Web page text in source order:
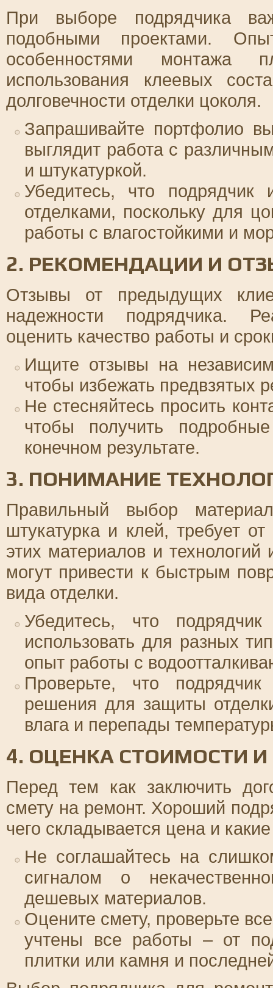
При выборе подрядчика
подобными проектами.
особенностями монтажа
использования клеевых
долговечности отделки цоколя.
Запрашивайте портфолио
выглядит работа с
и штукатуркой.
Убедитесь, что
отделками, поскольку для
работы с влагостойкими и
2. РЕКОМЕНДАЦИИ И
Отзывы от предыдущих
надежности подрядчика.
оценить качество работы и
Ищите отзывы на
чтобы избежать предвзятых
Не стесняйтесь просить
чтобы получить
конечном результате.
3. ПОНИМАНИЕ
Правильный выбор
штукатурка и клей, требует
этих материалов и
могут привести к быстрым
вида отделки.
Убедитесь, что
использовать для разных
опыт работы с
Проверьте, что
решения для защиты
влага и перепады
4. ОЦЕНКА СТОИМОСТИ
Перед тем как заключить
смету на ремонт. Хороший
чего складывается цена и
Не соглашайтесь на
сигналом о
дешевых материалов.
Оцените смету, проверьте
учтены все работы – от
плитки или камня и